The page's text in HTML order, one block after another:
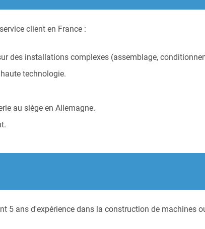
client en France :
des installations complexes (assemblage,
technologie.
au siège en Allemagne.
5 ans d'expérience dans la construction de machines